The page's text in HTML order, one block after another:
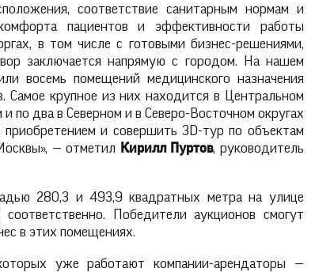
соответствие санитарным нормам и
пациентов и эффективности работы
в том числе с готовыми бизнес-решениями,
заключается напрямую с городом. На нашем
восемь помещений медицинского назначения
крупное из них находится в Центральном
по два в Северном и в Северо-Восточном округах
и совершить 3D-тур по объектам
— отметил
Кирилл Пуртов, руководитель
280,3 и 493,9 квадратных метра на улице
Победители аукционов смогут
в этих помещениях.
уже работают компании-арендаторы —